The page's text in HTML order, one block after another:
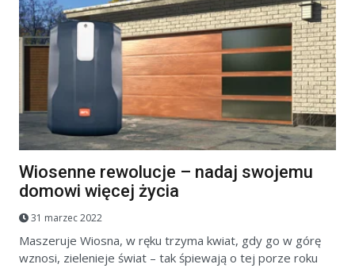
Wiosenne rewolucje – nadaj swojemu
domowi więcej życia
31 marzec 2022
Maszeruje Wiosna, w ręku trzyma kwiat, gdy go w górę
wznosi, zielenieje świat – tak śpiewają o tej porze roku